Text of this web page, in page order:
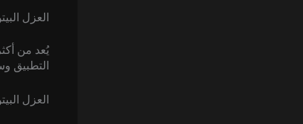
العزل
يُعد من
التطبيق
العزل